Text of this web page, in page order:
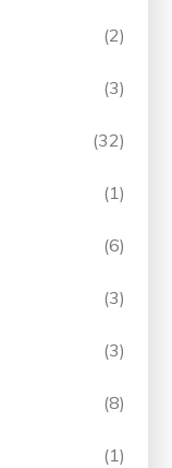
(2)
(3)
(32)
(1)
(6)
(3)
(3)
(8)
(1)